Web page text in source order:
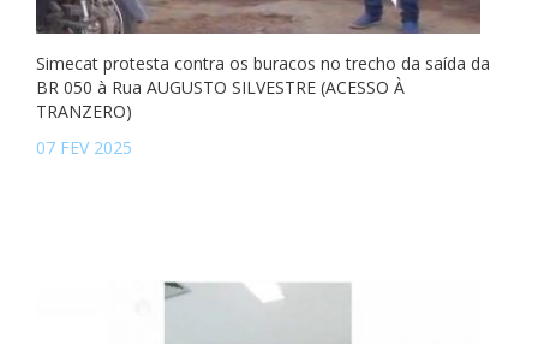
Simecat protesta contra os buracos no trecho da saída da
BR 050 à Rua AUGUSTO SILVESTRE (ACESSO À
TRANZERO)
07 FEV 2025